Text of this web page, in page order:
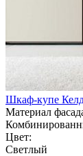
Шкаф-купе
Материал
Цвет:
Светлый